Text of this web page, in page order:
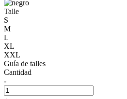
Talle
S
M
L
XL
XXL
Guía de talles
Cantidad
-